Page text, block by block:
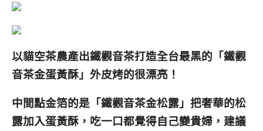
以貓空茶農產出鐵觀音茶打造全台最黑的「鐵觀
音茶金蛋黃酥」外皮烤的很漂亮！
中間點金箔的是「鐵觀音茶金松露」把奢華的松
露加入蛋黃酥，吃一口都覺得自己變貴婦，建議